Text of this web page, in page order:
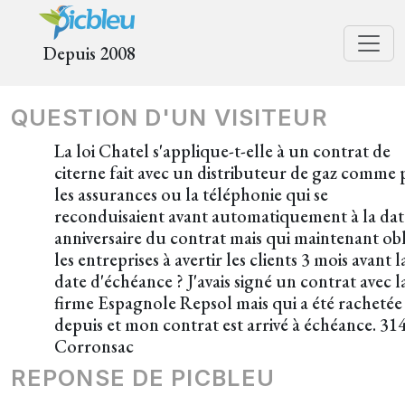
Depuis 2008
QUESTION D'UN VISITEUR
La loi Chatel s'applique-t-elle à un contrat de
citerne fait avec un distributeur de gaz comme
les assurances ou la téléphonie qui se
reconduisaient avant automatiquement à la
anniversaire du contrat mais qui maintenant
les entreprises à avertir les clients 3 mois avant
date d'échéance ? J'avais signé un contrat avec
firme Espagnole Repsol mais qui a été rachetée
depuis et mon contrat est arrivé à échéance.
Corronsac
REPONSE DE PICBLEU